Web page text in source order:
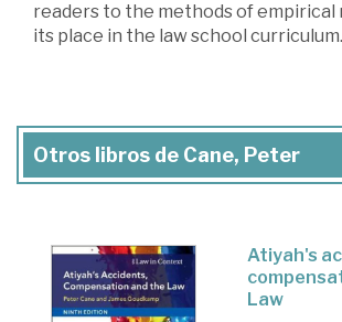
readers to the methods of empirical
its place in the law school curriculum.
Otros libros de Cane, Peter
Atiyah's
Law